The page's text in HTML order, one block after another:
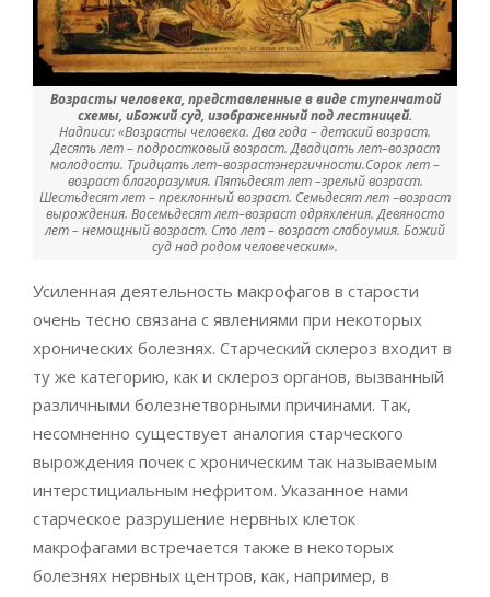
Возрасты человека, представленные в виде ступенчатой
схемы, иБожий суд, изображенный под лестницей.
Надписи: «Возрасты человека. Два года – детский возраст.
Десять лет – подростковый возраст. Двадцать лет–возраст
молодости. Тридцать лет–возрастэнергичности.Сорок лет –
возраст благоразумия. Пятьдесят лет –зрелый возраст.
Шестьдесят лет – преклонный возраст. Семьдесят лет –возраст
вырождения. Восемьдесят лет–возраст одряхления. Девяносто
лет – немощный возраст. Сто лет – возраст слабоумия. Божий
суд над родом человеческим».
Усиленная деятельность макрофагов в старости
очень тесно связана с явлениями при некоторых
хронических болезнях. Старческий склероз входит в
ту же категорию, как и склероз органов, вызванный
различными болезнетворными причинами. Так,
несомненно существует аналогия старческого
вырождения почек с хроническим так называемым
интерстициальным нефритом. Указанное нами
старческое разрушение нервных клеток
макрофагами встречается также в некоторых
болезнях нервных центров, как, например, в